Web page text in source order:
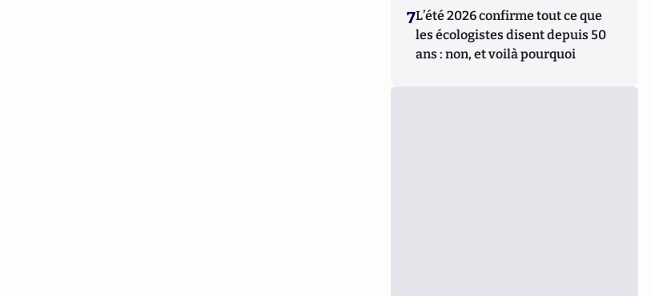
7L’été 2026 confirme tout ce que
les écologistes disent depuis 50
ans : non, et voilà pourquoi